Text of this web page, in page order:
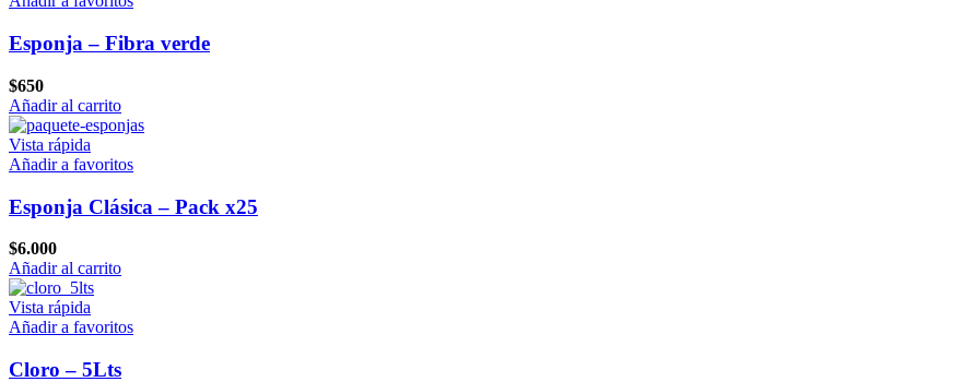
Esponja – Fibra verde
$650
Añadir al carrito
Vista rápida
Añadir a favoritos
Esponja Clásica – Pack x25
$6.000
Añadir al carrito
Vista rápida
Añadir a favoritos
Cloro – 5Lts